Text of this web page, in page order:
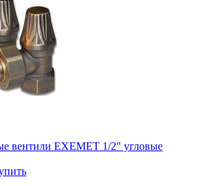
вентили EXEMET 1/2" угловые